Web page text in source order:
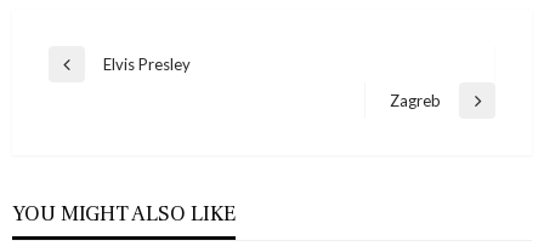
Navigacija
Previous
Elvis Presley
Next
Zagreb
YOU MIGHT ALSO LIKE